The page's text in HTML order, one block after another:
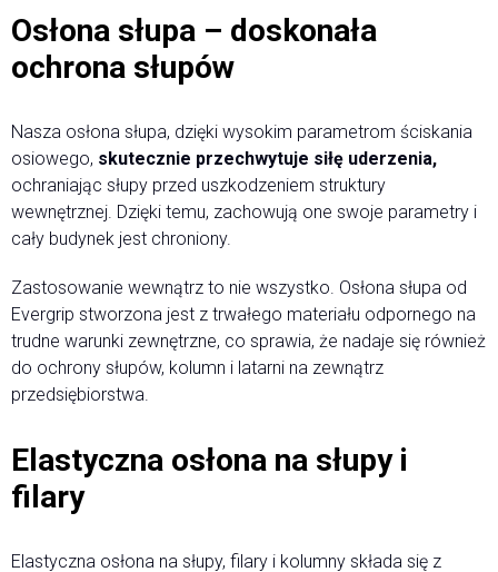
Osłona słupa – doskonała
ochrona słupów
Nasza osłona słupa, dzięki wysokim parametrom ściskania
osiowego, skutecznie przechwytuje siłę uderzenia,
ochraniając słupy przed uszkodzeniem struktury
wewnętrznej. Dzięki temu, zachowują one swoje parametry i
cały budynek jest chroniony.
Zastosowanie wewnątrz to nie wszystko. Osłona słupa od
Evergrip stworzona jest z trwałego materiału odpornego na
trudne warunki zewnętrzne, co sprawia, że nadaje się również
do ochrony słupów, kolumn i latarni na zewnątrz
przedsiębiorstwa.
Elastyczna osłona na słupy i
filary
Elastyczna osłona na słupy, filary i kolumny składa się z